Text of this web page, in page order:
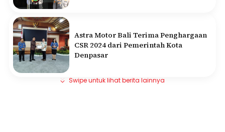
Astra Motor Bali Terima Penghargaan
CSR 2024 dari Pemerintah Kota
Denpasar
Swipe untuk lihat berita lainnya